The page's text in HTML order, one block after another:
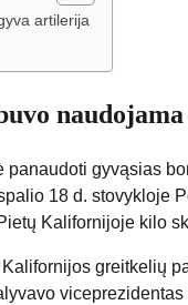
artilerija
gyvąsias
18 d. stovykloje
Kalifornijoje kilo
greitkelių